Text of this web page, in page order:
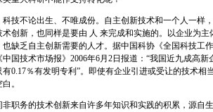
科技不论出生、不唯成份。自主创新技术和一个人一样
术创新，也同样是要由 人 来完成和实施的。以企业为
也缺乏自主创新需要的人才。据中国科协《全国科技工
中国技术市场报》2006年6月2日报道：“我国近九成高
有0.17％有发明专利”。即使有企业引进或受让的技术
。
非职务的技术创新来自许多年知识和实践的积累，源自